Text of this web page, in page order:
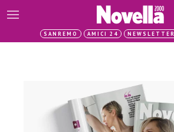
SANREMO AMICI 24 NEWSLETTER